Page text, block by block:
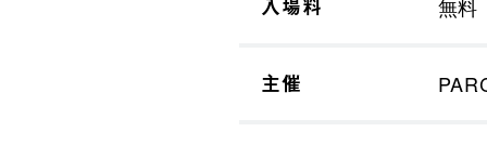
入場料 無料
主催